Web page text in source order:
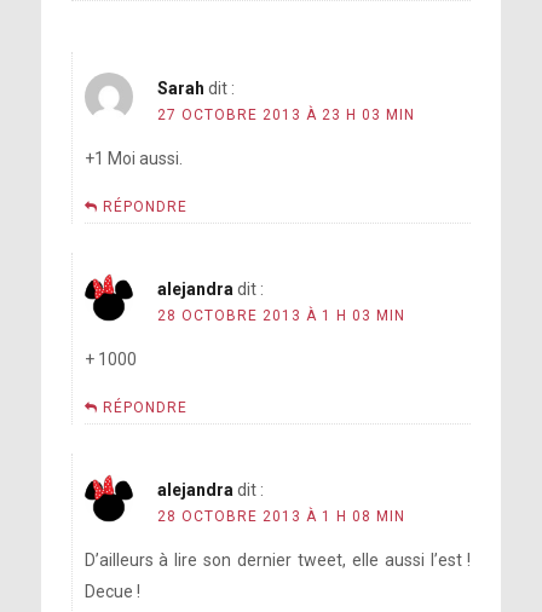
Sarah dit :
27 OCTOBRE 2013 À 23 H 03 MIN
+1 Moi aussi.
RÉPONDRE
alejandra dit :
28 OCTOBRE 2013 À 1 H 03 MIN
+ 1000
RÉPONDRE
alejandra dit :
28 OCTOBRE 2013 À 1 H 08 MIN
D’ailleurs à lire son dernier tweet, elle aussi l’est !
Decue !